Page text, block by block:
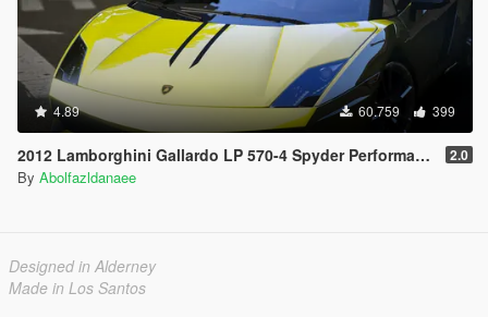
4.89 60.759 399
2012 Lamborghini Gallardo LP 570-4 Spyder Performante [Add-On | Tuning] 2.0
By Abolfazldanaee
Designed in Alderney
Made in Los Santos